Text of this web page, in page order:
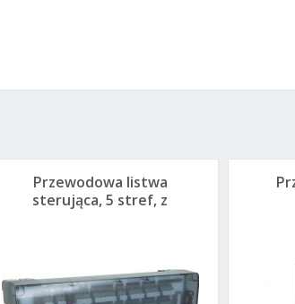
Przewodowa listwa
sterująca, 5 stref, z
obiegową, 230 V AC